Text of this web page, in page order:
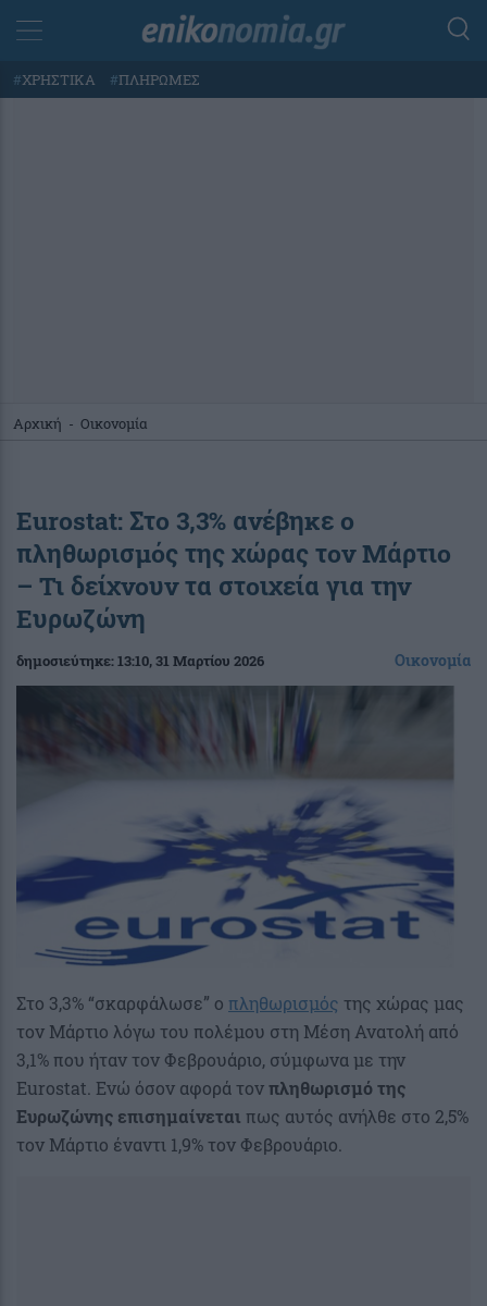
#ΧΡΗΣΤΙΚΑ #ΠΛΗΡΩΜΕΣ
Αρχική - Οικονομία
Eurostat: Στο 3,3% ανέβηκε ο
πληθωρισμός της χώρας τον Μάρτιο
– Τι δείχνουν τα στοιχεία για την
Ευρωζώνη
δημοσιεύτηκε:13:10, 31 Μαρτίου 2026 Οικονομία
Στο 3,3% “σκαρφάλωσε” ο πληθωρισμός της χώρας μας
τον Μάρτιο λόγω του πολέμου στη Μέση Ανατολή από
3,1% που ήταν τον Φεβρουάριο, σύμφωνα με την
Eurostat. Ενώ όσον αφορά τονπληθωρισμό της
Ευρωζώνης επισημαίνεται πως αυτός ανήλθε στο 2,5%
τον Μάρτιο έναντι 1,9% τον Φεβρουάριο.